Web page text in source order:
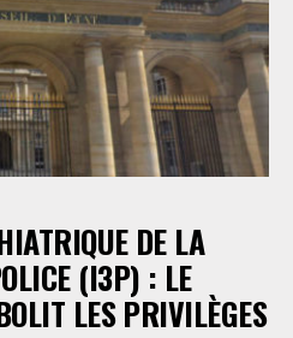
DE LA
(I3P) : LE
LES PRIVILÈGES